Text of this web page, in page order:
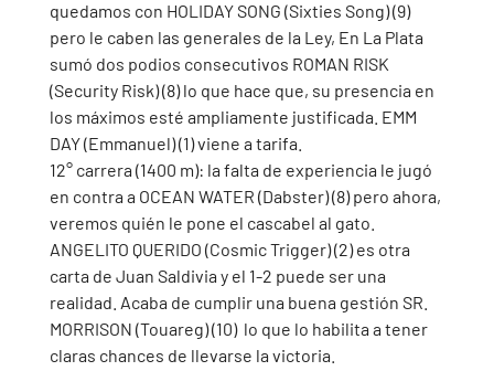
quedamos con HOLIDAY SONG (Sixties Song) (9)
pero le caben las generales de la Ley, En La Plata
sumó dos podios consecutivos ROMAN RISK
(Security Risk) (8) lo que hace que, su presencia en
los máximos esté ampliamente justificada. EMM
DAY (Emmanuel) (1) viene a tarifa.
12° carrera (1400 m): la falta de experiencia le jugó
en contra a OCEAN WATER (Dabster) (8) pero ahora,
veremos quién le pone el cascabel al gato.
ANGELITO QUERIDO (Cosmic Trigger) (2) es otra
carta de Juan Saldivia y el 1-2 puede ser una
realidad. Acaba de cumplir una buena gestión SR.
MORRISON (Touareg) (10)  lo que lo habilita a tener
claras chances de llevarse la victoria.